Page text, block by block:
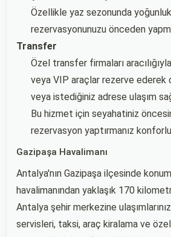
Özellikle yaz sezonunda
rezervasyonunuzu önceden
Transfer
Özel transfer firmaları
veya VIP araçlar rezerve ederek
veya istediğiniz adrese ulaşım
Bu hizmet için seyahatiniz
rezervasyon yaptırmanız
Gazipaşa Havalimanı
Antalya'nın Gazipaşa ilçesinde
havalimanından yaklaşık 170
Antalya şehir merkezine
servisleri, taksi, araç kiralama ve